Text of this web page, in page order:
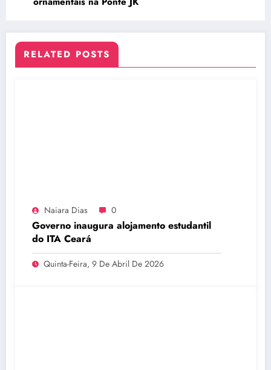
RELATED POSTS
Naiara Dias 0
Governo inaugura alojamento estudantil
do ITA Ceará
Quinta-Feira, 9 De Abril De 2026